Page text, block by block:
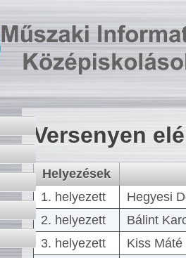
Versenyen
Helyezések
1. helyezett
Hegyesi
2. helyezett
Bálint
3. helyezett
Kiss